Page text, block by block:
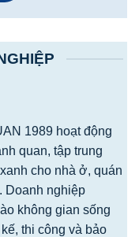
1989 hoạt động
quan, tập trung
cho nhà ở, quán
Doanh nghiệp
không gian sống
thi công và bảo